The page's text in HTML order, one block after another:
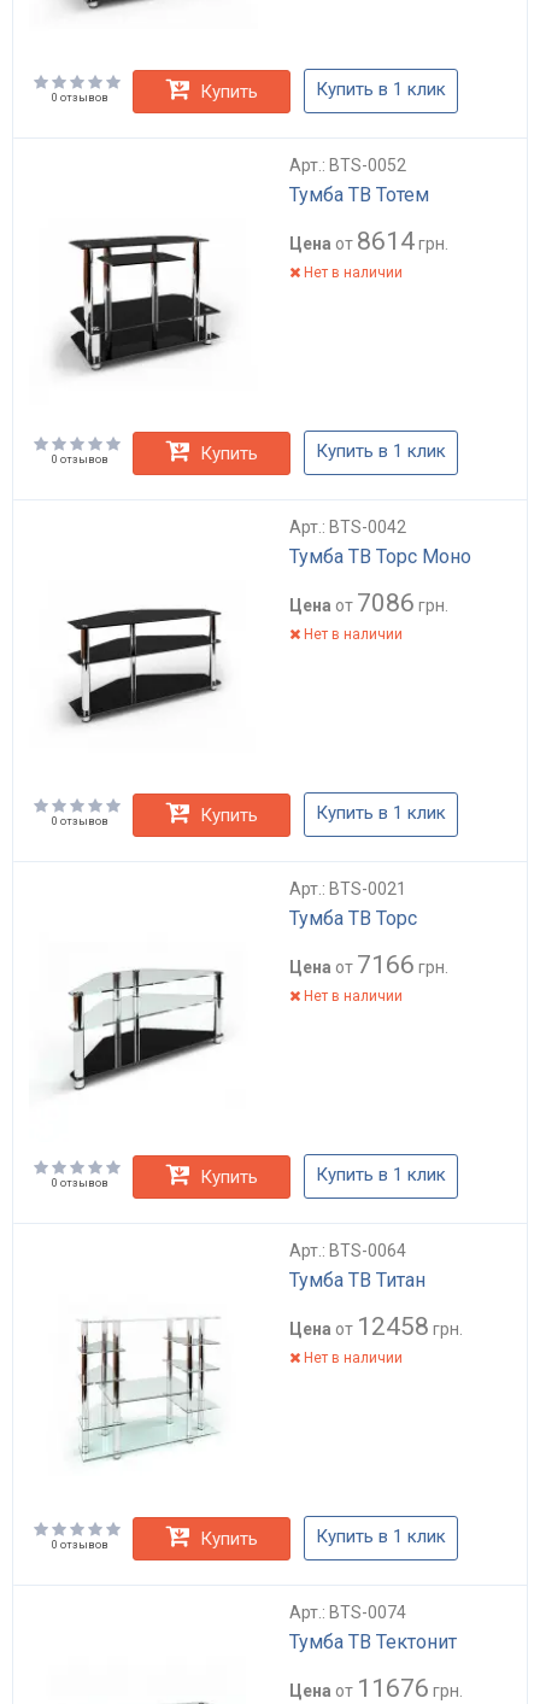
0 отзывов Купить Купить в 1 клик
Арт.: BTS-0052
Тумба ТВ Тотем
Цена от 8614грн.
Нет в наличии
0 отзывов Купить Купить в 1 клик
Арт.: BTS-0042
Тумба ТВ Торс Моно
Цена от 7086 грн.
Нет в наличии
0 отзывов Купить Купить в 1 клик
Арт.: BTS-0021
Тумба ТВ Торс
Цена от 7166 грн.
Нет в наличии
0 отзывов Купить Купить в 1 клик
Арт.: BTS-0064
Тумба ТВ Титан
Цена от 12458 грн.
Нет в наличии
0 отзывов Купить Купить в 1 клик
Арт.: BTS-0074
Тумба ТВ Тектонит
Цена от 11676 грн.